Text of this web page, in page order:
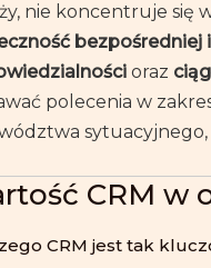
nie koncentruje się
bezpośredniej
oraz
polecenia w
CRM w
CRM jest tak